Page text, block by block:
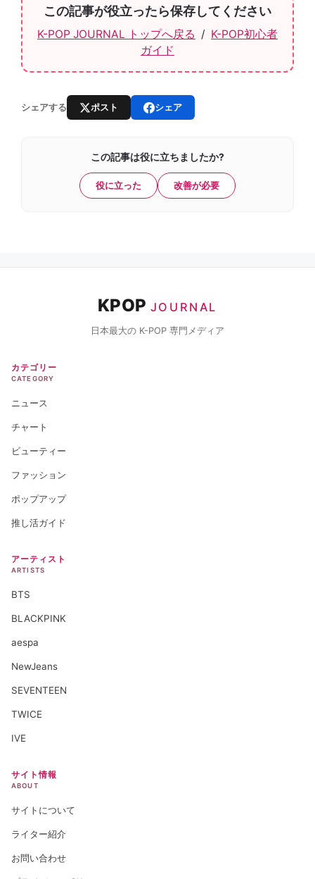
この記事が役立ったら保存してください
K-POP JOURNAL トップへ戻る / K-POP初心者
ガイド
シェアする ポスト シェア
この記事は役に立ちましたか?
役に立った 改善が必要
KPOP JOURNAL
日本最大の K-POP 専門メディア
カテゴリー
CATEGORY
ニュース
チャート
ビューティー
ファッション
ポップアップ
推し活ガイド
アーティスト
ARTISTS
BTS
BLACKPINK
aespa
NewJeans
SEVENTEEN
TWICE
IVE
サイト情報
ABOUT
サイトについて
ライター紹介
お問い合わせ